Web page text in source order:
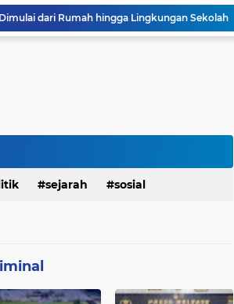
dari Rumah hingga Lingkungan Sekolah
Personel Satgas TMMD 129 Kodim 0904/Paser Ciptakan Lingkungan Bersih
Fase Finishing Sebelum Diserahkan
sejarah sosial